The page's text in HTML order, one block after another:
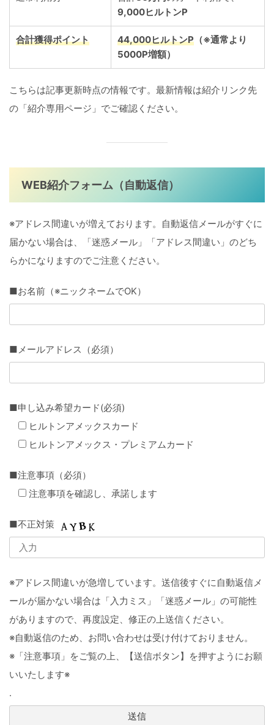
9,000ヒルトンP
合計獲得ポイント 44,000ヒルトンP （※通常より
5000P増額）
こちらは記事更新時点の情報です。最新情報は紹介リンク先
の「紹介専用ページ」でご確認ください。
WEB紹介フォーム（自動返信）
※アドレス間違いが増えております。自動返信メールがすぐに
届かない場合は、「迷惑メール」「アドレス間違い」のどち
らかになりますのでご注意ください。
■お名前（※ニックネームでOK）
■メールアドレス（必須）
■申し込み希望カード(必須)
ヒルトンアメックスカード
ヒルトンアメックス・プレミアムカード
■注意事項（必須）
注意事項を確認し、承諾します
■不正対策
※アドレス間違いが急増しています。送信後すぐに自動返信メ
ールが届かない場合は「入力ミス」「迷惑メール」の可能性
がありますので、再度設定、修正の上送信ください。
※自動返信のため、お問い合わせは受け付けておりません。
※「注意事項」をご覧の上、【送信ボタン】を押すようにお願
いいたします※
.